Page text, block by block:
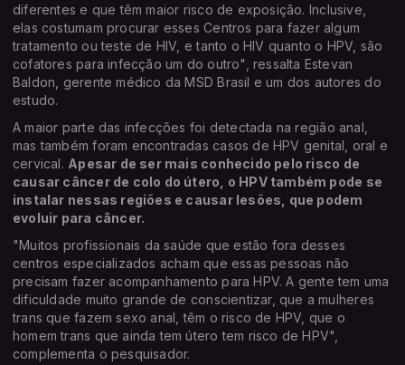
diferentes e que têm maior risco de exposição. Inclusive,
elas costumam procurar esses Centros para fazer algum
tratamento ou teste de HIV, e tanto o HIV quanto o HPV, são
cofatores para infecção um do outro", ressalta Estevan
Baldon, gerente médico da MSD Brasil e um dos autores do
estudo.
A maior parte das infecções foi detectada na região anal,
mas também foram encontradas casos de HPV genital, oral e
cervical. Apesar de ser mais conhecido pelo risco de
causar câncer de colo do útero, o HPV também pode se
instalar nessas regiões e causar lesões, que podem
evoluir para câncer.
"Muitos profissionais da saúde que estão fora desses
centros especializados acham que essas pessoas não
precisam fazer acompanhamento para HPV. A gente tem uma
dificuldade muito grande de conscientizar, que a mulheres
trans que fazem sexo anal, têm o risco de HPV, que o
homem trans que ainda tem útero tem risco de HPV",
complementa o pesquisador.